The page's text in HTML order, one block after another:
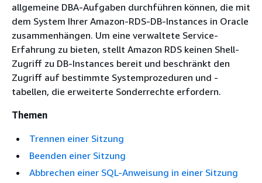
allgemeine DBA-Aufgaben durchführen können, die mit
dem System Ihrer Amazon-RDS-DB-Instances in Oracle
zusammenhängen. Um eine verwaltete Service-
Erfahrung zu bieten, stellt Amazon RDS keinen Shell-
Zugriff zu DB-Instances bereit und beschränkt den
Zugriff auf bestimmte Systemprozeduren und -
tabellen, die erweiterte Sonderrechte erfordern.
Themen
Trennen einer Sitzung
Beenden einer Sitzung
Abbrechen einer SQL-Anweisung in einer Sitzung